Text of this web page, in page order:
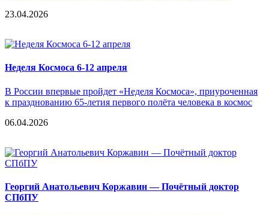
23.04.2026
Неделя Космоса 6-12 апреля
В России впервые пройдет «Неделя Космоса», приуроченная
к празднованию 65-летия первого полёта человека в космос
06.04.2026
Георгий Анатольевич Коржавин — Почётный доктор
СПбПУ